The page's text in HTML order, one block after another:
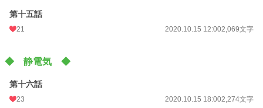
第十五話
21 2020.10.15 12:002,069文字
◆ 静電気 ◆
第十六話
23 2020.10.15 18:002,274文字